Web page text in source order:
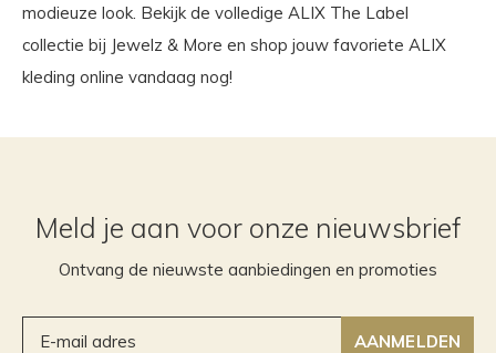
modieuze look. Bekijk de volledige ALIX The Label
collectie bij Jewelz & More en shop jouw favoriete ALIX
kleding online vandaag nog!
Meld je aan voor onze nieuwsbrief
Ontvang de nieuwste aanbiedingen en promoties
AANMELDEN